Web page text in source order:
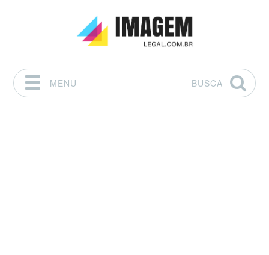
MENU
BUSCA